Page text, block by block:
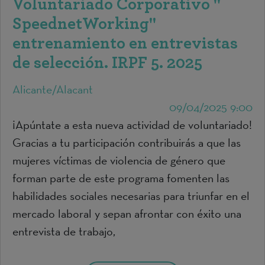
Voluntariado Corporativo "
SpeednetWorking"
entrenamiento en entrevistas
de selección. IRPF 5. 2025
Alicante/Alacant
09/04/2025 9:00
¡Apúntate a esta nueva actividad de voluntariado!
Gracias a tu participación contribuirás a que las
mujeres víctimas de violencia de género que
forman parte de este programa fomenten las
habilidades sociales necesarias para triunfar en el
mercado laboral y sepan afrontar con éxito una
entrevista de trabajo,